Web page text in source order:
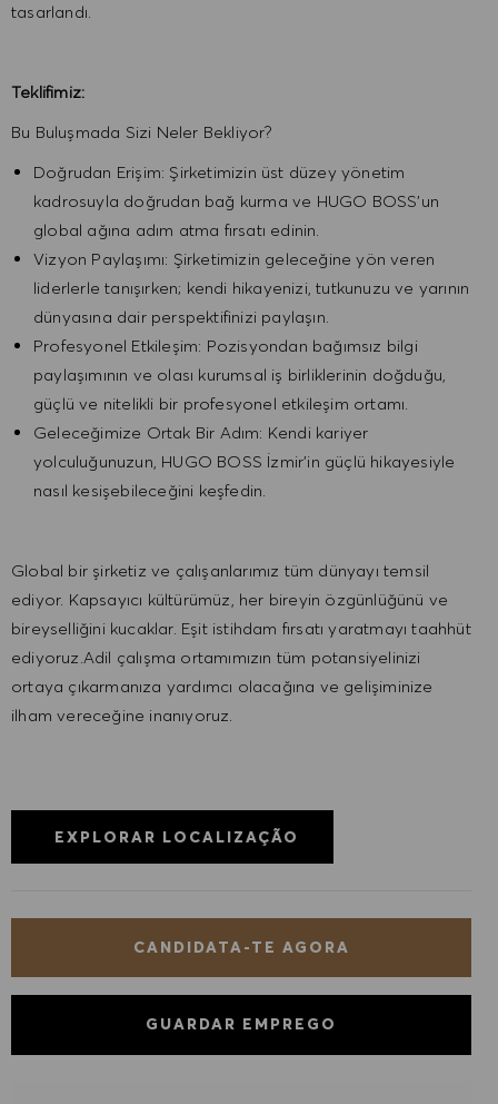
tasarlandı.
Teklifimiz:
Bu Buluşmada Sizi Neler Bekliyor?
Doğrudan Erişim: Şirketimizin üst düzey yönetim
kadrosuyla doğrudan bağ kurma ve HUGO BOSS’un
global ağına adım atma fırsatı edinin.
Vizyon Paylaşımı: Şirketimizin geleceğine yön veren
liderlerle tanışırken; kendi hikayenizi, tutkunuzu ve yarının
dünyasına dair perspektifinizi paylaşın.
Profesyonel Etkileşim: Pozisyondan bağımsız bilgi
paylaşımının ve olası kurumsal iş birliklerinin doğduğu,
güçlü ve nitelikli bir profesyonel etkileşim ortamı.
Geleceğimize Ortak Bir Adım: Kendi kariyer
yolculuğunuzun, HUGO BOSS İzmir’in güçlü hikayesiyle
nasıl kesişebileceğini keşfedin.
Global bir şirketiz ve çalışanlarımız tüm dünyayı temsil
ediyor. Kapsayıcı kültürümüz, her bireyin özgünlüğünü ve
bireyselliğini kucaklar. Eşit istihdam fırsatı yaratmayı taahhüt
ediyoruz.Adil çalışma ortamımızın tüm potansiyelinizi
ortaya çıkarmanıza yardımcı olacağına ve gelişiminize
ilham vereceğine inanıyoruz.
EXPLORAR LOCALIZAÇÃO
CANDIDATA-TE AGORA
GUARDAR EMPREGO